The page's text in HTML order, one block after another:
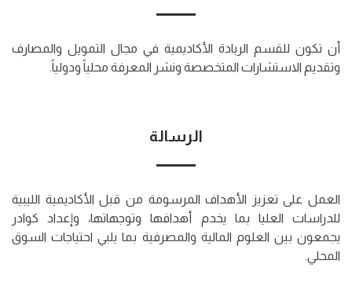
أن تكون للقسم الريادة الأكاديمية في مجال التمويل والمصارف
وتقديم الاستشارات المتخصصة ونشر المعرفة محلياً ودولياً.
الرسالة
العمل على تعزيز الأهداف المرسومة من قبل الأكاديمية الليبية
للدراسات العليا بما يخدم أهدافها وتوجهاتها، وإعداد كوادر
يجمعون بين العلوم المالية والمصرفية بما يلبي احتياجات السوق
المحلي.